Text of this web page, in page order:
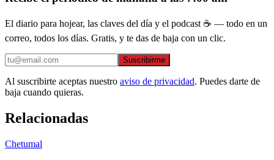
El diario para hojear, las claves del día y el podcast ☕ — todo en un
correo, todos los días. Gratis, y te das de baja con un clic.
Suscribirme
Al suscribirte aceptas nuestro aviso de privacidad. Puedes darte de
baja cuando quieras.
Relacionadas
Chetumal